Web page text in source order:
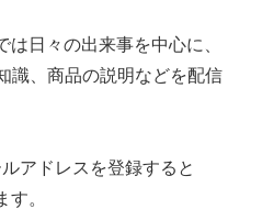
日々の出来事を中心に、
識、商品の説明などを配信
アドレスを登録すると
。